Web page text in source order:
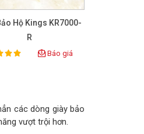
Hộ Kings KR7000-
R
Báo giá
các dòng giày bảo
vượt trội hơn.